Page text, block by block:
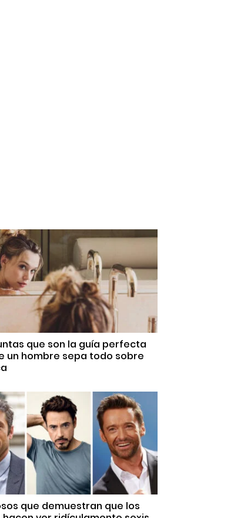
que son la guía perfecta
un hombre sepa todo sobre
que demuestran que los